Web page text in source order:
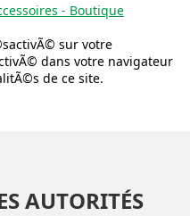
- Boutique
sur votre
dans votre navigateur
de ce site.
AUTORITÉS